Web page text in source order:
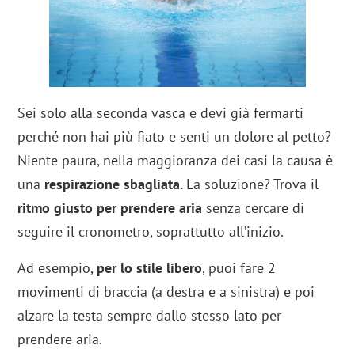
Sei solo alla seconda vasca e devi già fermarti
perché non hai più fiato e senti un dolore al petto?
Niente paura, nella maggioranza dei casi la causa è
una respirazione sbagliata. La soluzione? Trova il
ritmo giusto per prendere aria senza cercare di
seguire il cronometro, soprattutto all’inizio.
Ad esempio, per lo stile libero, puoi fare 2
movimenti di braccia (a destra e a sinistra) e poi
alzare la testa sempre dallo stesso lato per
prendere aria.